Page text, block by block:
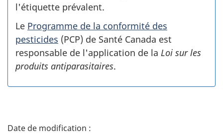
l'étiquette prévalent.
Le Programme de la conformité des
pesticides (PCP) de Santé Canada est
responsable de l'application de la Loi sur les
produits antiparasitaires.
D